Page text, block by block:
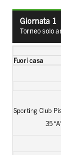
Giornata 1
Fuori casa
Sporting Club
35
Torneo solo